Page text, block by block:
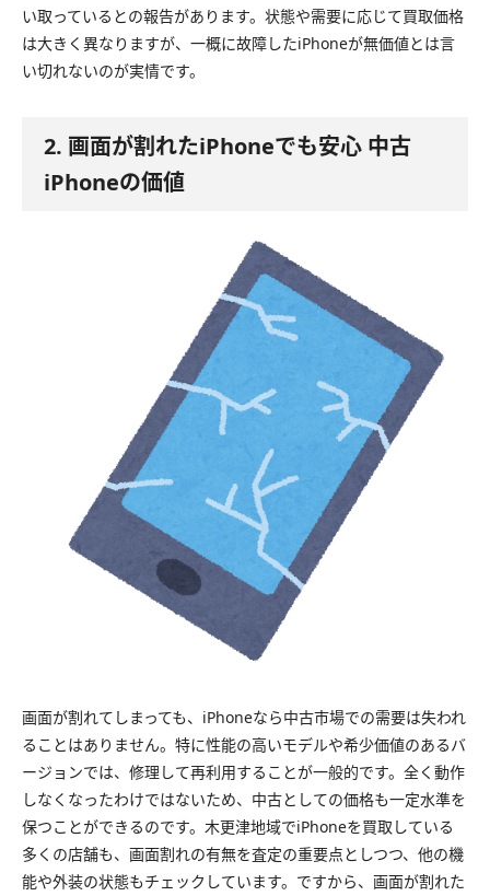
い取っているとの報告があります。状態や需要に応じて買取価格
は大きく異なりますが、一概に故障したiPhoneが無価値とは言
い切れないのが実情です。
2. 画面が割れたiPhoneでも安心 中古
iPhoneの価値
画面が割れてしまっても、iPhoneなら中古市場での需要は失われ
ることはありません。特に性能の高いモデルや希少価値のあるバ
ージョンでは、修理して再利用することが一般的です。全く動作
しなくなったわけではないため、中古としての価格も一定水準を
保つことができるのです。木更津地域でiPhoneを買取している
多くの店舗も、画面割れの有無を査定の重要点としつつ、他の機
能や外装の状態もチェックしています。ですから、画面が割れた